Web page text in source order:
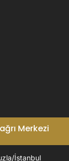
İstanbul
Merkezi